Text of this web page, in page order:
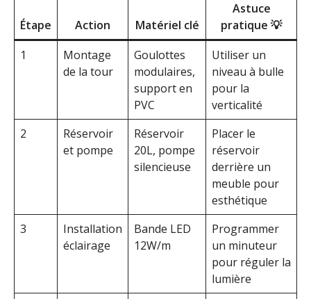
Étape Action Matériel clé
Astuce
pratique 💡
1
Montage
de la tour
Goulottes
modulaires,
support en
PVC
Utiliser un
niveau à bulle
pour la
verticalité
2
Réservoir
et pompe
Réservoir
20L, pompe
silencieuse
Placer le
réservoir
derrière un
meuble pour
esthétique
3
Installation
éclairage
Bande LED
12W/m
Programmer
un minuteur
pour réguler la
lumière